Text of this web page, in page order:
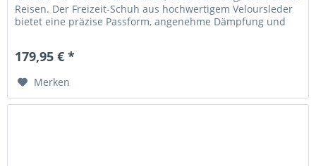
Reisen. Der Freizeit-Schuh aus hochwertigem Veloursleder
bietet eine präzise Passform, angenehme Dämpfung und
179,95 € *
Merken